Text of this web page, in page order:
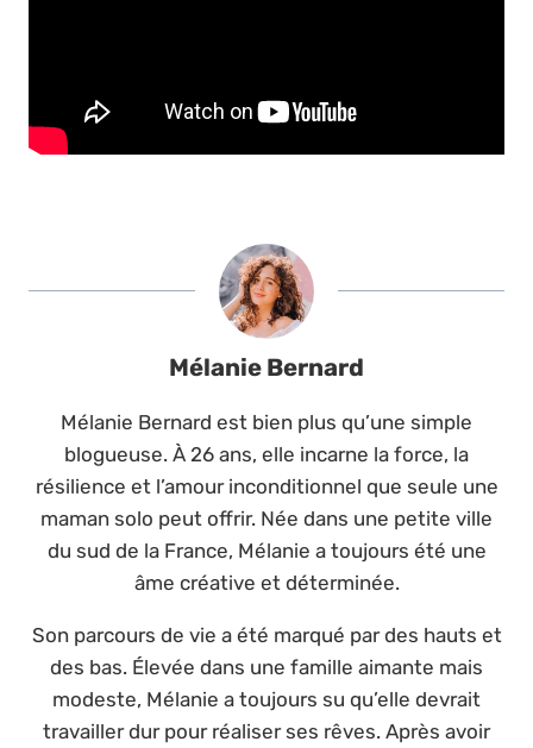
Mélanie Bernard
Mélanie Bernard est bien plus qu’une simple
blogueuse. À 26 ans, elle incarne la force, la
résilience et l’amour inconditionnel que seule une
maman solo peut offrir. Née dans une petite ville
du sud de la France, Mélanie a toujours été une
âme créative et déterminée.
Son parcours de vie a été marqué par des hauts et
des bas. Élevée dans une famille aimante mais
modeste, Mélanie a toujours su qu’elle devrait
travailler dur pour réaliser ses rêves. Après avoir